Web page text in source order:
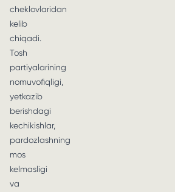
cheklovlaridan
kelib
chiqadi.
Tosh
partiyalarining
nomuvofiqligi,
yetkazib
berishdagi
kechikishlar,
pardozlashning
mos
kelmasligi
va